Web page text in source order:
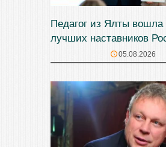
Педагог из Ялты вошла
лучших наставников
05.08.2026